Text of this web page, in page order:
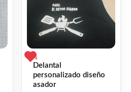
1
Delantal
personalizado diseño
asador